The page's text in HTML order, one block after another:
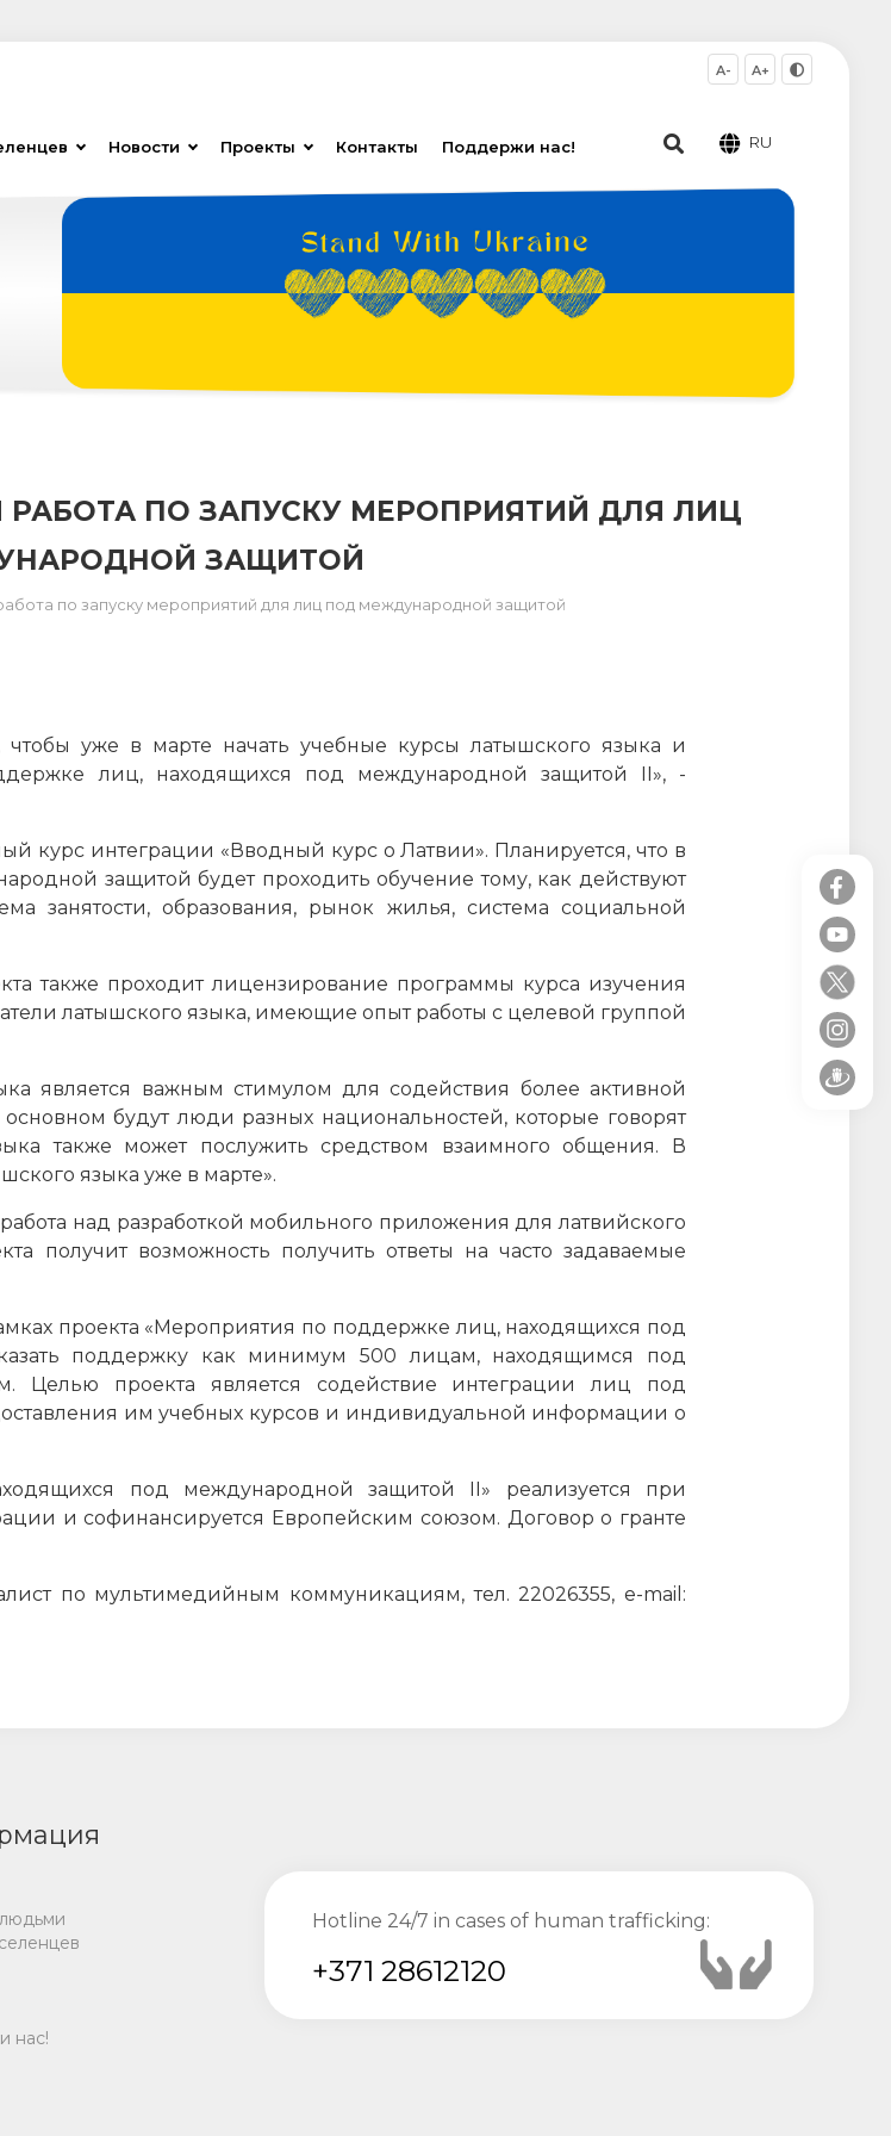
Новости Проекты Контакты Поддержи нас!
A- A+
RU
ПО ЗАПУСКУ МЕРОПРИЯТИЙ ДЛЯ ЛИЦ
ЗАЩИТОЙ
по запуску мероприятий для лиц под международной защитой
чтобы уже в марте начать учебные курсы латышского языка и
лиц, находящихся под международной защитой II», -
курс интеграции «Вводный курс о Латвии». Планируется, что в
защитой будет проходить обучение тому, как действуют
занятости, образования, рынок жилья, система социальной
также проходит лицензирование программы курса изучения
латышского языка, имеющие опыт работы с целевой группой
является важным стимулом для содействия более активной
будут люди разных национальностей, которые говорят
также может послужить средством взаимного общения. В
языка уже в марте».
над разработкой мобильного приложения для латвийского
получит возможность получить ответы на часто задаваемые
проекта «Мероприятия по поддержке лиц, находящихся под
поддержку как минимум 500 лицам, находящимся под
проекта является содействие интеграции лиц под
им учебных курсов и индивидуальной информации о
под международной защитой II» реализуется при
и софинансируется Европейским союзом. Договор о гранте
по мультимедийным коммуникациям, тел. 22026355, e-mail:
нас!
Hotline 24/7 in cases of human trafficking:
+371 28612120